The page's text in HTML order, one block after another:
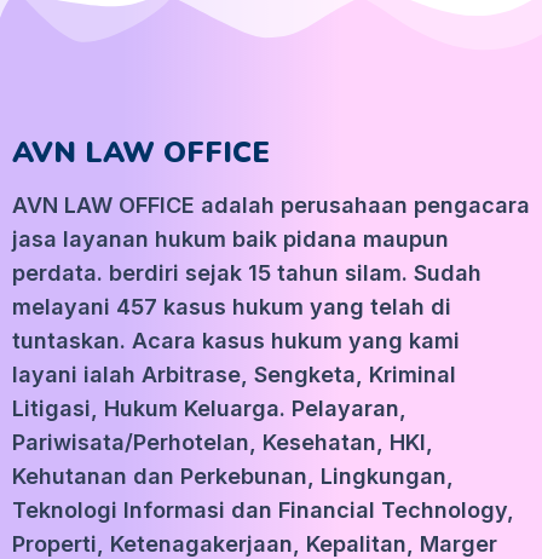
AVN LAW OFFICE
AVN LAW OFFICE adalah perusahaan pengacara
jasa layanan hukum baik pidana maupun
perdata. berdiri sejak 15 tahun silam. Sudah
melayani 457 kasus hukum yang telah di
tuntaskan. Acara kasus hukum yang kami
layani ialah Arbitrase, Sengketa, Kriminal
Litigasi, Hukum Keluarga. Pelayaran,
Pariwisata/Perhotelan, Kesehatan, HKI,
Kehutanan dan Perkebunan, Lingkungan,
Teknologi Informasi dan Financial Technology,
Properti, Ketenagakerjaan, Kepalitan, Marger